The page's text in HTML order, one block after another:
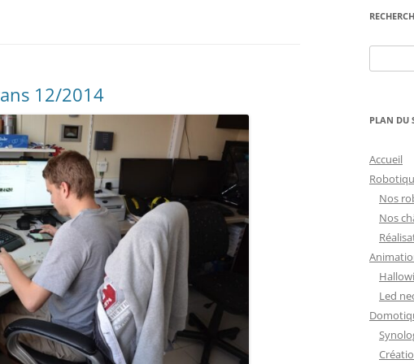
MATÉRIEL POLOLU
RECONNAISSANCE VOCALE
ROGUE ROBOTICS LECTURE MP3
CARTE SON
ECRAN ( 4DSYSTEMS / NEXTION ) ECRAN 4DSYSTEMS
ECRAN NEXTION
DRIVER MOTEUR PAS À PAS
SERVOMOTEUR DYNAMIXEL SERVO XM430-W350
CARTE DIMENSION ENGINEERING
LE LANGAGE POUR PROCESSING
ARDUINO : PROGRAMMER AVEC
L’HABITAT
12/2014
PLAN DU
Accueil
Nos
Nos
Led